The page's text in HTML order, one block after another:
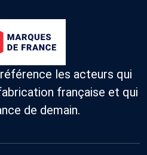
les acteurs qui
française et qui
de demain.